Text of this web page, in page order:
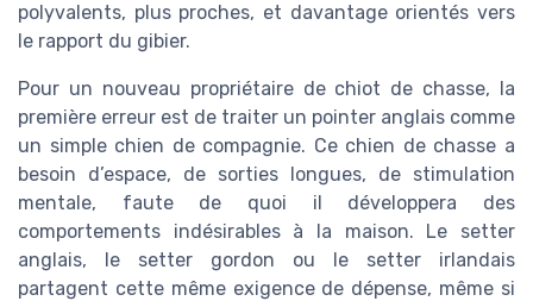
polyvalents, plus proches, et davantage orientés vers
le rapport du gibier.
Pour un nouveau propriétaire de chiot de chasse, la
première erreur est de traiter un pointer anglais comme
un simple chien de compagnie. Ce chien de chasse a
besoin d’espace, de sorties longues, de stimulation
mentale, faute de quoi il développera des
comportements indésirables à la maison. Le setter
anglais, le setter gordon ou le setter irlandais
partagent cette même exigence de dépense, même si